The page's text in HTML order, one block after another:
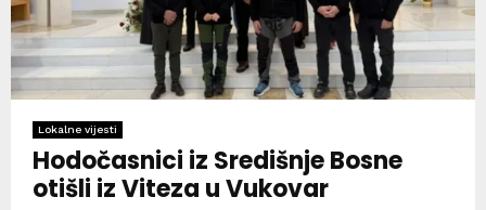
Lokalne vijesti
Hodočasnici iz Središnje Bosne
otišli iz Viteza u Vukovar